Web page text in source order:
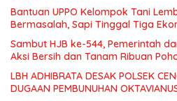
Bantuan UPPO Kelompok Tani
Bermasalah, Sapi Tinggal Tiga
Sambut HJB ke-544, Pemerintah
Aksi Bersih dan Tanam Ribuan
LBH ADHIBRATA DESAK POLSEK
DUGAAN PEMBUNUHAN